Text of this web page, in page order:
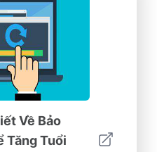
Về Bảo
Tăng Tuổi